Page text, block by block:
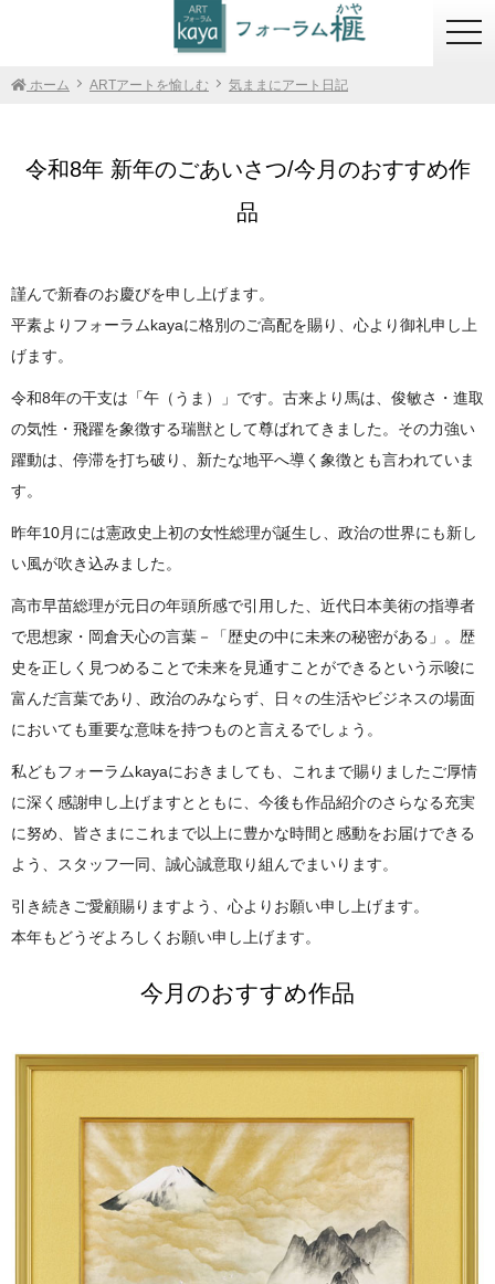
ホーム ARTアートを愉しむ 気ままにアート日記
令和8年 新年のごあいさつ/今月のおすすめ作
品
謹んで新春のお慶びを申し上げます。
平素よりフォーラムkayaに格別のご高配を賜り、心より御礼申し上
げます。
令和8年の干支は「午（うま）」です。古来より馬は、俊敏さ・進取
の気性・飛躍を象徴する瑞獣として尊ばれてきました。その力強い
躍動は、停滞を打ち破り、新たな地平へ導く象徴とも言われていま
す。
昨年10月には憲政史上初の女性総理が誕生し、政治の世界にも新し
い風が吹き込みました。
高市早苗総理が元日の年頭所感で引用した、近代日本美術の指導者
で思想家・岡倉天心の言葉－「歴史の中に未来の秘密がある」。歴
史を正しく見つめることで未来を見通すことができるという示唆に
富んだ言葉であり、政治のみならず、日々の生活やビジネスの場面
においても重要な意味を持つものと言えるでしょう。
私どもフォーラムkayaにおきましても、これまで賜りましたご厚情
に深く感謝申し上げますとともに、今後も作品紹介のさらなる充実
に努め、皆さまにこれまで以上に豊かな時間と感動をお届けできる
よう、スタッフ一同、誠心誠意取り組んでまいります。
引き続きご愛顧賜りますよう、心よりお願い申し上げます。
本年もどうぞよろしくお願い申し上げます。
今月のおすすめ作品